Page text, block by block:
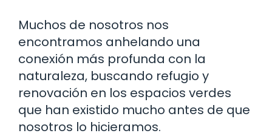
Muchos de nosotros nos
encontramos anhelando una
conexión más profunda con la
naturaleza, buscando refugio y
renovación en los espacios verdes
que han existido mucho antes de que
nosotros lo hicieramos.